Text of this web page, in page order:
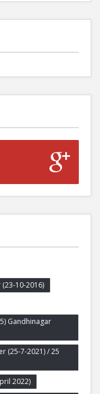
10-2016)
Gandhinagar
(25-7-2021) / 25
2022)